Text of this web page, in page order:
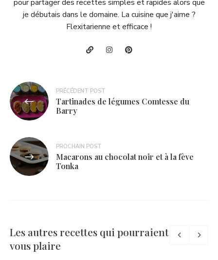
pour partager des recettes simples et rapides alors que
je débutais dans le domaine. La cuisine que j'aime ?
Flexitarienne et efficace !
Navigation
de
l’article
PRÉCÉDENT POST
Tartinades de légumes Comtesse du
Barry
PROCHAIN POST
Macarons au chocolat noir et à la fève
Tonka
Les autres recettes qui pourraient
vous plaire